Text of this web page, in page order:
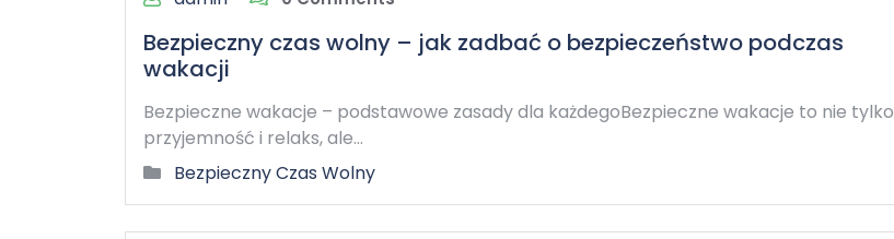
Bezpieczny czas wolny – jak zadbać o bezpieczeństwo podczas
wakacji
Bezpieczne wakacje – podstawowe zasady dla każdegoBezpieczne wakacje to nie tylko
przyjemność i relaks, ale…
Bezpieczny Czas Wolny